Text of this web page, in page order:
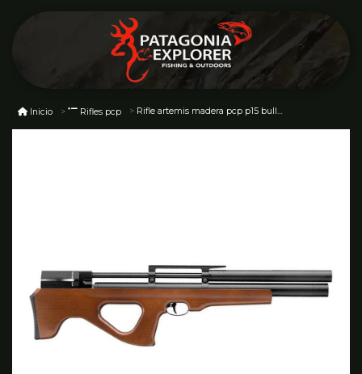
Inicio Rifles pcp Rifle artemis madera pcp p15 bull pup 6,35 mm